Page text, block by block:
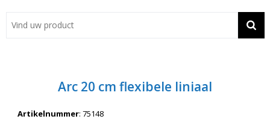
Contact
Wil je snel een advies? Bel nu 053-7920045 of 06-55731304
Arc 20 cm flexibele liniaal
Artikelnummer: 75148